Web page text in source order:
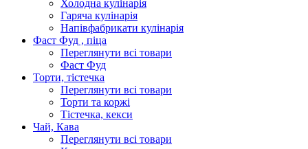
Холодна кулінарія
Гаряча кулінарія
Напівфабрикати кулінарія
Фаст Фуд , піца
Переглянути всі товари
Фаст Фуд
Торти, тістечка
Переглянути всі товари
Торти та коржі
Тістечка, кекси
Чай, Кава
Переглянути всі товари